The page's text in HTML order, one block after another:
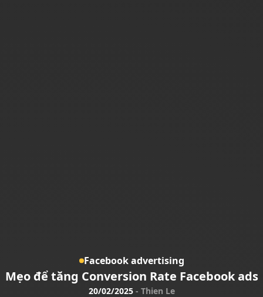
Facebook advertising
Mẹo để tăng Conversion Rate Facebook ads
20/02/2025 - Thien Le